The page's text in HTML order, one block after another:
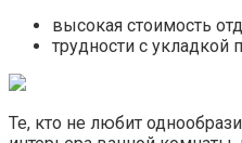
высокая стоимость
трудности с укладкой
Те, кто не любит